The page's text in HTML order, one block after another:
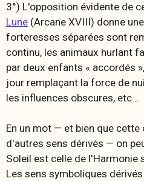
3°) L'opposition évidente de
Lune (Arcane XVIII) donne
forteresses séparées sont
continu, les animaux hurlant
par deux enfants « accordés
jour remplaçant la force de
les influences obscures, etc...
En un mot — et bien que
d'autres sens dérivés — on
Soleil est celle de l'Harmonie
Les sens symboliques